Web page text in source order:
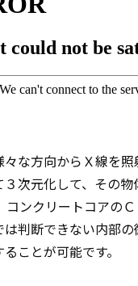
々な方向からＸ線を
次元化して、その
コンクリートコアの
判断できない内部
ことが可能です。